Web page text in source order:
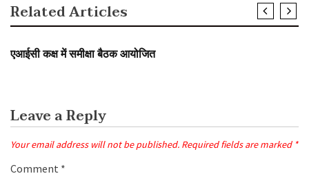
Related Articles
एआईसी कक्ष में समीक्षा बैठक आयोजित
Leave a Reply
Your email address will not be published. Required fields are marked *
Comment *